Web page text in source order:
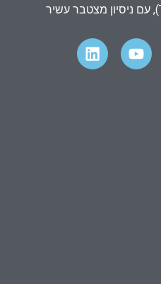
האוטומטיות (Test Automation), עם ניסיון מצטבר עשיר
Y
o
u
L
i
n